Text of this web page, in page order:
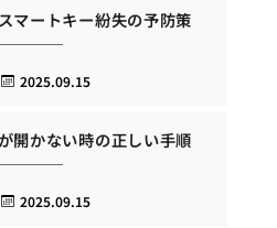
マートキー紛失の予防策
2025.09.15
開かない時の正しい手順
2025.09.15